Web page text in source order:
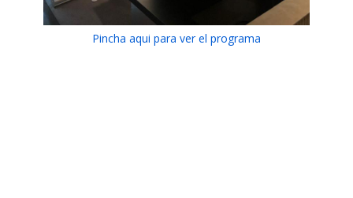
Pincha aqui para ver el programa